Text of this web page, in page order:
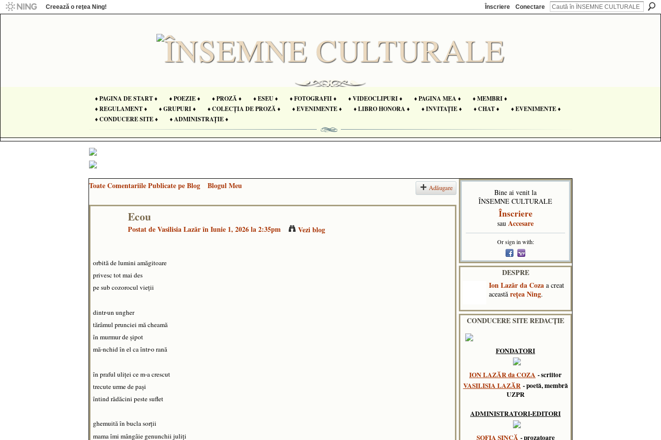
Creează o reţea Ning! Înscriere Conectare
♦ PAGINA DE START ♦ ♦ POEZIE ♦ ♦ PROZĂ ♦ ♦ ESEU ♦ ♦ FOTOGRAFII ♦ ♦ VIDEOCLIPURI ♦ ♦ PAGINA MEA ♦
♦ MEMBRI ♦
♦ REGULAMENT ♦
♦ GRUPURI ♦ ♦ COLECȚIA DE PROZĂ ♦ ♦ EVENIMENTE ♦ ♦ LIBRO HONORA ♦ ♦ INVITAȚIE ♦ ♦ CHAT ♦
♦ EVENIMENTE ♦
♦ CONDUCERE SITE ♦
♦ ADMINISTRAȚIE ♦
Toate Comentariile Publicate pe Blog Blogul Meu Adăugare
Ecou
Postat deVasilisia Lazărîn Iunie 1, 2026 la 2:35pm Vezi blog
orbită de lumini amăgitoare
privesc tot mai des
pe sub cozorocul vieţii
dintr-un ungher
tărâmul prunciei mă cheamă
în murmur de şipot
mă-nchid în el ca într-o rană
în praful uliţei ce m-a crescut
trecute urme de paşi
întind rădăcini peste suflet
ghemuită în bucla sorţii
mama îmi mângâie genunchii juliţi
Bine ai venit la
ÎNSEMNE CULTURALE
Înscriere
sau Accesare
Or sign in with:
DESPRE
Ion Lazăr da Coza a creat
această reţea Ning.
CONDUCERE SITE REDACȚIE
FONDATORI
ION LAZĂR da COZA - scriitor
VASILISIA LAZĂR - poetă, membră
UZPR
ADMINISTRATORI-EDITORI
SOFIA SINCĂ - prozatoare